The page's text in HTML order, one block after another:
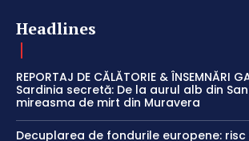
Headlines
REPORTAJ DE CĂLĂTORIE & ÎNSEMNĂRI
Sardinia secretă: De la aurul alb din
mireasma de mirt din Muravera
Decuplarea de fondurile europene: risc